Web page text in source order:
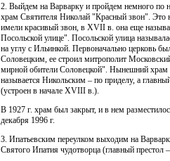
2. Выйдем на Варварку и пройдем немного по
храм Святителя Николай "Красный звон". Это
имели красивый звон, в XVII в. она еще
Посольской улице". Посольской улица
на углу с Ильинкой. Первоначально церковь
Соловецким, ее строил митрополит
мирной обители Соловецкой". Нынешний
называется Никольским – по приделу, а
(устроен в начале XVIII в.).
В 1927 г. храм был закрыт, и в нем
декабря 1996 г.
3. Ипатьевским переулком выходим на
Святого Ипатия чудотворца (главный